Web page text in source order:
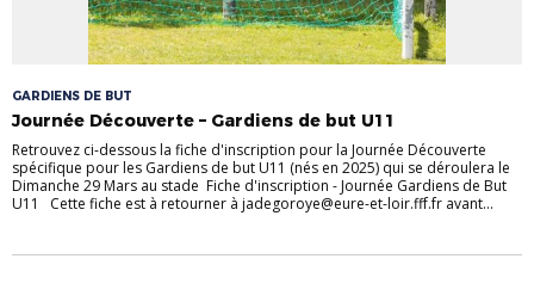
GARDIENS DE BUT
Journée Découverte – Gardiens de but U11
Retrouvez ci-dessous la fiche d'inscription pour la Journée Découverte
spécifique pour les Gardiens de but U11 (nés en 2025) qui se déroulera le
Dimanche 29 Mars au stade Fiche d'inscription - Journée Gardiens de But
U11 Cette fiche est à retourner à jadegoroye@eure-et-loir.fff.fr avant...